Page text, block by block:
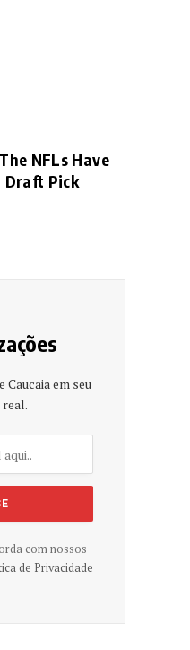
NFLs Have
Draft Pick
em seu
com nossos
de Privacidade